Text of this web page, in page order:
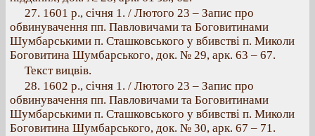
27. 1601 p., січня 1. / Лютого 23 – Запис про
обвинувачення пп. Павловичами та Боговитинами
Шумбарськими п. Сташковського у вбивстві п. Миколи
Боговитина Шумбарського, док. № 29, арк. 63 – 67.
Текст вицвів.
28. 1602 p., січня 1. / Лютого 23 – Запис про
обвинувачення пп. Павловичами та Боговитинами
Шумбарськими п. Сташковського у вбивстві п. Миколи
Боговитина Шумбарського, док. № 30, арк. 67 – 71.